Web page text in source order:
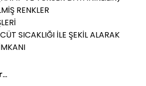
RENKLER
SICAKLIĞI İLE ŞEKİL ALARAK